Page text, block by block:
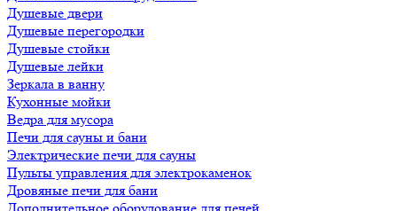
Душевые двери
Душевые перегородки
Душевые стойки
Душевые лейки
Зеркала в ванну
Кухонные мойки
Ведра для мусора
Печи для сауны и бани
Электрические печи для сауны
Пульты управления для электрокаменок
Дровяные печи для бани